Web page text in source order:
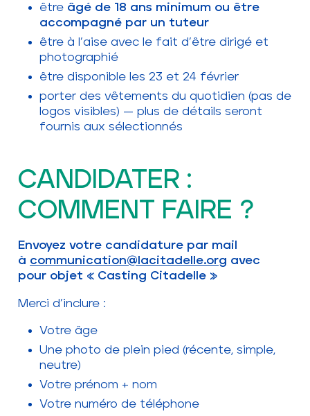
être âgé de 18 ans minimum ou être
accompagné par un tuteur
être à l’aise avec le fait d’être dirigé et
photographié
être disponible les 23 et 24 février
porter des vêtements du quotidien (pas de
logos visibles) — plus de détails seront
fournis aux sélectionnés
CANDIDATER :
COMMENT FAIRE ?
Envoyez votre candidature par mail
à communication@lacitadelle.org avec
pour objet « Casting Citadelle »
Merci d’inclure :
Votre âge
Une photo de plein pied (récente, simple,
neutre)
Votre prénom + nom
Votre numéro de téléphone